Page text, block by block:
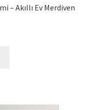
– Akıllı Ev Merdiven